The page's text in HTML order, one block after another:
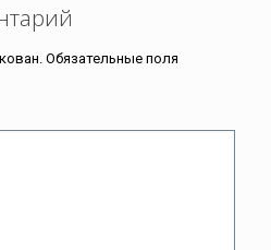
Обязательные поля